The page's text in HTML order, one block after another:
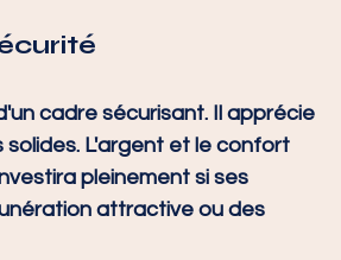
cadre sécurisant. Il apprécie
solides. L'argent et le confort
pleinement si ses
attractive ou des